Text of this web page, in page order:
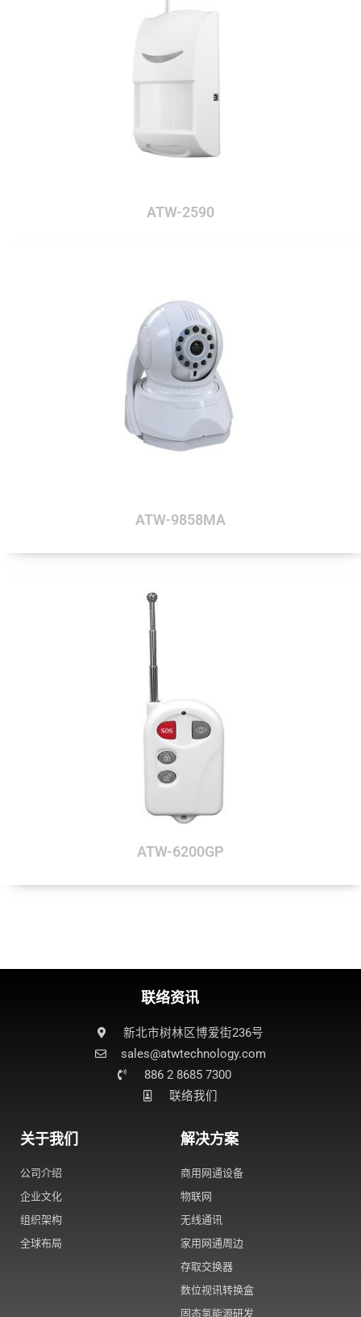
ATW-2590
ATW-9858MA
ATW-6200GP
联络资讯
新北市树林区博爱街236号
sales@atwtechnology.com​
886 2 8685 7300
联络我们
关于我们
公司介绍
企业文化
组织架构
全球布局
解决方案
商用网通设备
物联网
无线通讯
家用网通周边
存取交换器
数位视讯转换盒
固态氢能源研发